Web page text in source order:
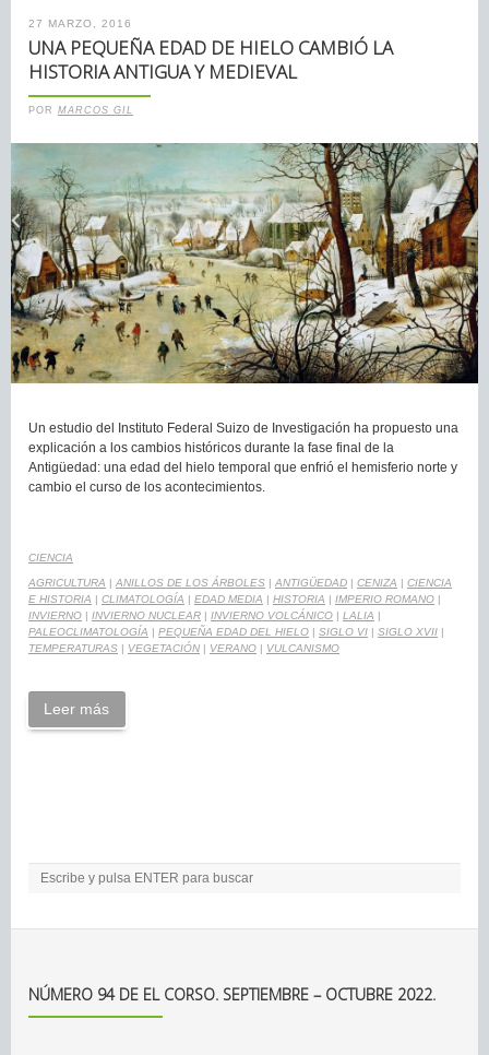
27 MARZO, 2016
UNA PEQUEÑA EDAD DE HIELO CAMBIÓ LA
HISTORIA ANTIGUA Y MEDIEVAL
POR MARCOS GIL
Un estudio del Instituto Federal Suizo de Investigación ha propuesto una
explicación a los cambios históricos durante la fase final de la
Antigüedad: una edad del hielo temporal que enfrió el hemisferio norte y
cambio el curso de los acontecimientos.
CIENCIA
AGRICULTURA | ANILLOS DE LOS ÁRBOLES | ANTIGÜEDAD | CENIZA | CIENCIA
E HISTORIA | CLIMATOLOGÍA | EDAD MEDIA | HISTORIA | IMPERIO ROMANO |
INVIERNO | INVIERNO NUCLEAR | INVIERNO VOLCÁNICO | LALIA |
PALEOCLIMATOLOGÍA | PEQUEÑA EDAD DEL HIELO | SIGLO VI | SIGLO XVII |
TEMPERATURAS | VEGETACIÓN | VERANO | VULCANISMO
Leer más
NÚMERO 94 DE EL CORSO. SEPTIEMBRE – OCTUBRE 2022.